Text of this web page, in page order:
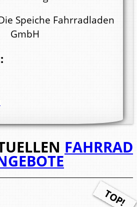
Speiche Fahrradladen
GmbH
FAHRRAD